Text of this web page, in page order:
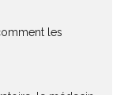
les